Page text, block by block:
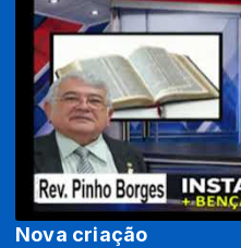
Nova criação